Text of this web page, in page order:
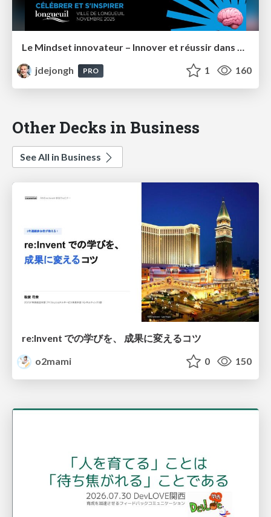
Le Mindset innovateur – Innover et réussir dans un monde en perpétuel changement – Longueuil
jdejongh
PRO 1 160
Other Decks in Business
See All in Business
re:Invent での学びを、 成果に変えるコツ
o2mami
0 150